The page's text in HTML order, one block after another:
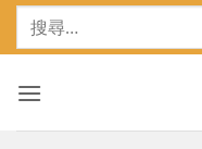
Skip
鍵